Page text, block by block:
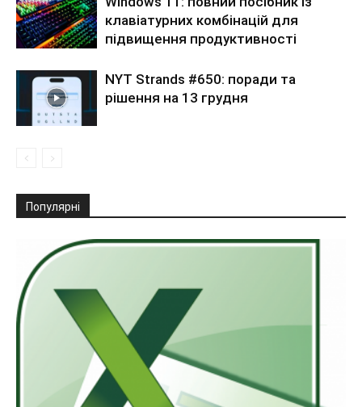
клавіатурних комбінацій для
підвищення продуктивності
NYT Strands #650: поради та
рішення на 13 грудня
Популярні